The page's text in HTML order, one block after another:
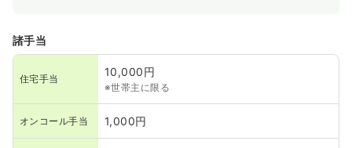
諸手当
住宅手当
10,000円
※世帯主に限る
オンコール手当 1,000円